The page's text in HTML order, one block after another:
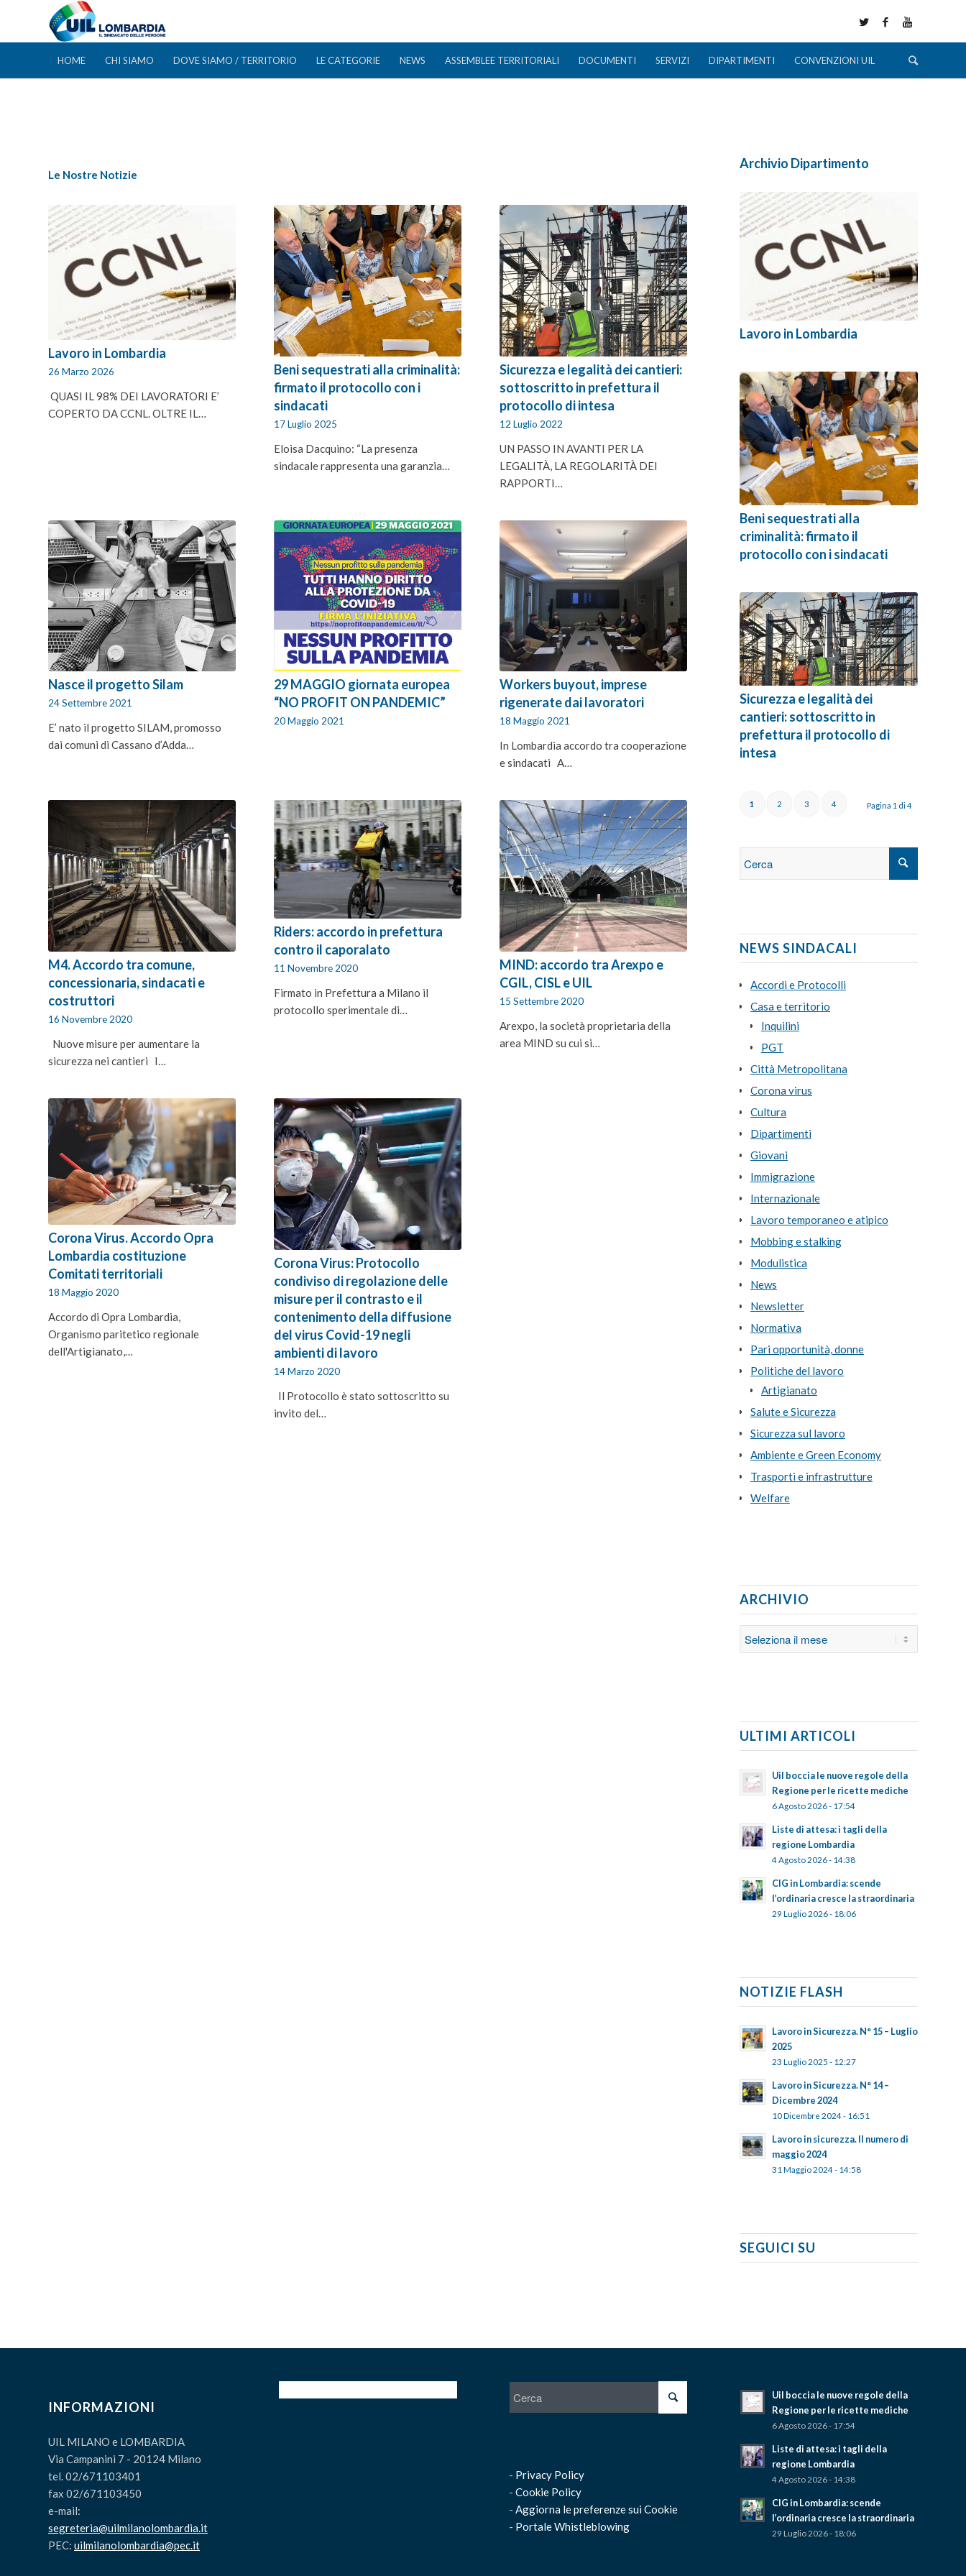
HOME CHI SIAMO DOVE SIAMO / TERRITORIO LE CATEGORIE NEWS ASSEMBLEE TERRITORIALI DOCUMENTI SERVIZI DIPARTIMENTI CONVENZIONI UIL
Le Nostre Notizie
Lavoro in Lombardia
26 Marzo 2026
QUASI IL 98% DEI LAVORATORI E’
COPERTO DA CCNL. OLTRE IL…
Beni sequestrati alla criminalità:
firmato il protocollo con i
sindacati
17 Luglio 2025
Eloisa Dacquino: “La presenza
sindacale rappresenta una garanzia…
Sicurezza e legalità dei cantieri:
sottoscritto in prefettura il
protocollo di intesa
12 Luglio 2022
UN PASSO IN AVANTI PER LA
LEGALITÀ, LA REGOLARITÀ DEI
RAPPORTI…
Nasce il progetto Silam
24 Settembre 2021
E’ nato il progetto SILAM, promosso
dai comuni di Cassano d’Adda…
29 MAGGIO giornata europea
“NO PROFIT ON PANDEMIC”
20 Maggio 2021
Workers buyout, imprese
rigenerate dai lavoratori
18 Maggio 2021
In Lombardia accordo tra cooperazione
e sindacati A…
M4. Accordo tra comune,
concessionaria, sindacati e
costruttori
16 Novembre 2020
Nuove misure per aumentare la
sicurezza nei cantieri I…
Riders: accordo in prefettura
contro il caporalato
11 Novembre 2020
Firmato in Prefettura a Milano il
protocollo sperimentale di…
MIND: accordo tra Arexpo e
CGIL, CISL e UIL
15 Settembre 2020
Arexpo, la società proprietaria della
area MIND su cui si…
Corona Virus. Accordo Opra
Lombardia costituzione
Comitati territoriali
18 Maggio 2020
Accordo di Opra Lombardia,
Organismo paritetico regionale
dell'Artigianato,…
Corona Virus: Protocollo
condiviso di regolazione delle
misure per il contrasto e il
contenimento della diffusione
del virus Covid-19 negli
ambienti di lavoro
14 Marzo 2020
Il Protocollo è stato sottoscritto su
invito del…
Archivio Dipartimento
Lavoro in Lombardia
Beni sequestrati alla
criminalità: firmato il
protocollo con i sindacati
Sicurezza e legalità dei
cantieri: sottoscritto in
prefettura il protocollo di
intesa
Pagina 1 di 4
1 2 3 4
NEWS SINDACALI
Accordi e Protocolli
Casa e territorio
Inquilini
PGT
Città Metropolitana
Corona virus
Cultura
Dipartimenti
Giovani
Immigrazione
Internazionale
Lavoro temporaneo e atipico
Mobbing e stalking
Modulistica
News
Newsletter
Normativa
Pari opportunità, donne
Politiche del lavoro
Artigianato
Salute e Sicurezza
Sicurezza sul lavoro
Ambiente e Green Economy
Trasporti e infrastrutture
Welfare
ARCHIVIO
ULTIMI ARTICOLI
Uil boccia le nuove regole della
Regione per le ricette mediche
6 Agosto 2026 - 17:54
Liste di attesa: i tagli della
regione Lombardia
4 Agosto 2026 - 14:38
CIG in Lombardia: scende
l’ordinaria cresce la straordinaria
29 Luglio 2026 - 18:06
NOTIZIE FLASH
Lavoro in Sicurezza. N° 15 – Luglio
2025
23 Luglio 2025 - 12:27
Lavoro in Sicurezza. N° 14 –
Dicembre 2024
10 Dicembre 2024 - 16:51
Lavoro in sicurezza. Il numero di
maggio 2024
31 Maggio 2024 - 14:58
SEGUICI SU
INFORMAZIONI
UIL MILANO e LOMBARDIA
Via Campanini 7 - 20124 Milano
tel. 02/671103401
fax 02/671103450
e-mail:
segreteria@uilmilanolombardia.it
PEC: uilmilanolombardia@pec.it
- Privacy Policy
-Cookie Policy
-Aggiorna le preferenze sui Cookie
- Portale Whistleblowing
Uil boccia le nuove regole della
Regione per le ricette mediche
6 Agosto 2026 - 17:54
Liste di attesa: i tagli della
regione Lombardia
4 Agosto 2026 - 14:38
CIG in Lombardia: scende
l’ordinaria cresce la straordinaria
29 Luglio 2026 - 18:06